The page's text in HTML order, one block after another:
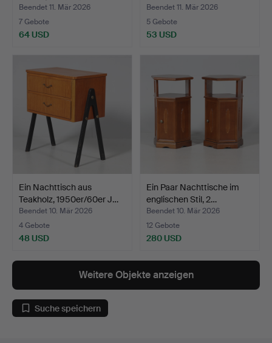
Beendet 11. Mär 2026
7 Gebote
64 USD
Beendet 11. Mär 2026
5 Gebote
53 USD
Ein Nachttisch aus
Teakholz, 1950er/60er J…
Beendet 10. Mär 2026
4 Gebote
48 USD
Ein Paar Nachttische im
englischen Stil, 2…
Beendet 10. Mär 2026
12 Gebote
280 USD
Weitere Objekte anzeigen
Suche speichern